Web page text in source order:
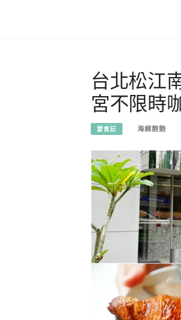
台北松江
宮不限時
愛食記 海綿飽飽